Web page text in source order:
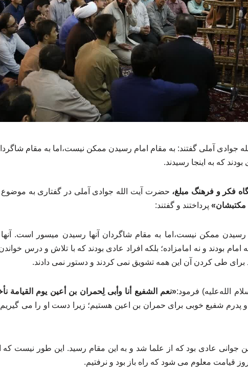
جوادی آملی گفتند: به مقام امام رسیدن ممکن نیست،اما به مقام
که به اینجا رسیدند.
فکر و فرهنگ مبلغ، حضرت آیت الله جوادی آملی در گفتاری به موضوع
مکتبشان» پرداختند و گفتند:
رسیدن ممکن نیست،اما به مقام شاگردان آنها رسیدن میسور است. آنها
امام بودند و نه امامزاده؛ بلکه افراد عادی بودند که با تلاش و درس
برای طی کردن آن این همه تشویق نمی کردند و دستور نمی دادند.
الله‌علیه) فرمود:«نعم الشفیع أنا وأبی لِحمران بن أعین یوم القیامة
و پدرم شفیع خوبی برای حمران بن اعین هستیم؛ زیرا دست او را می
جوانی عادی بود که از علما شد و به این مقام رسید. این طور نیست که
قیامت معلوم می شود که راه باز بود و نرفتیم.